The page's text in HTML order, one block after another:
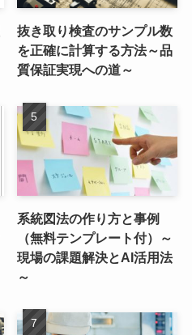
抜き取り検査のサンプル数
を正確に計算する方法～品
質保証実現への道～
系統図法の作り方と事例
（無料テンプレート付）～
現場の課題解決とAI活用法
～